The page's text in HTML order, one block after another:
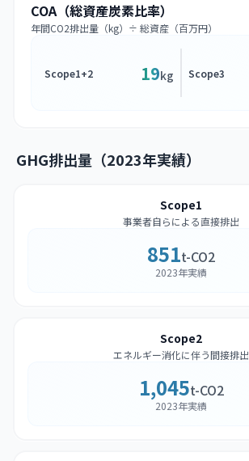
COA（総資産炭素比率）
年間CO2排出量（kg）÷ 総資産（百万円）
Scope1+2 19kg Scope3
GHG排出量（2023年実績）
Scope1
事業者自らによる直接排出
851t-CO2
2023年実績
Scope2
エネルギー消化に伴う間接排出
1,045t-CO2
2023年実績